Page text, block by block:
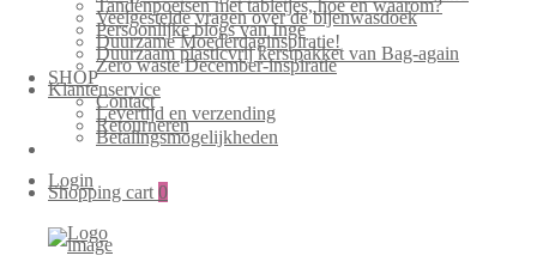
Tandenpoetsen met tabletjes, hoe en waarom?
Veelgestelde vragen over de bijenwasdoek
Persoonlijke blogs van Inge
Duurzame Moederdaginspiratie!
Duurzaam plasticvrij kerstpakket van Bag-again
Zero waste December-inspiratie
SHOP
Klantenservice
Contact
Levertijd en verzending
Retourneren
Betalingsmogelijkheden
Login
Shopping cart 0